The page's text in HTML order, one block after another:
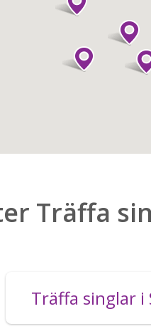
Träffa
Träffa singlar i